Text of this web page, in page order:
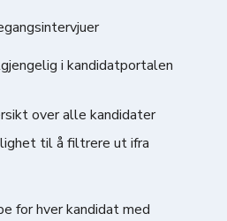
i kandidatportalen
over alle kandidater
til å filtrere ut ifra
for hver kandidat med